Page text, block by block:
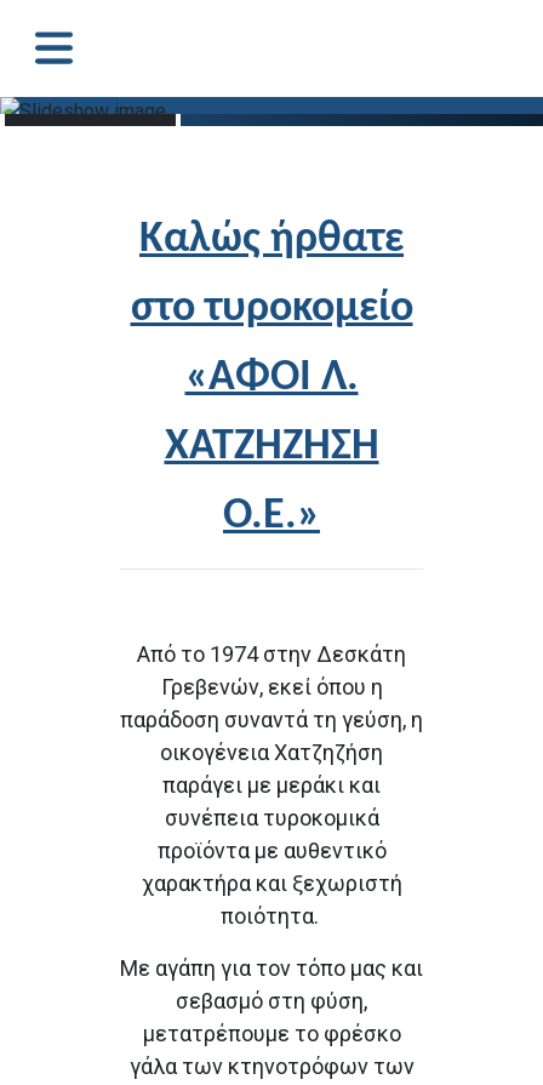
Καλώς ήρθατε
στο τυροκομείο
«ΑΦΟΙ Λ.
ΧΑΤΖΗΖΗΣΗ
Ο.Ε.»
Από το 1974 στην Δεσκάτη
Γρεβενών, εκεί όπου η
παράδοση συναντά τη γεύση, η
οικογένεια Χατζηζήση
παράγει με μεράκι και
συνέπεια τυροκομικά
προϊόντα με αυθεντικό
χαρακτήρα και ξεχωριστή
ποιότητα.
Με αγάπη για τον τόπο μας και
σεβασμό στη φύση,
μετατρέπουμε το φρέσκο
γάλα των κτηνοτρόφων των